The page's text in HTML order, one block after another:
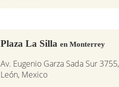
Plaza La Silla en Monterrey
Av. Eugenio Garza Sada Sur
León, Mexico